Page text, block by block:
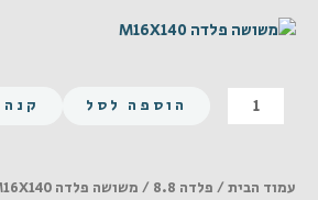
כמות
של
הוספה לסל
עמוד הבית/ פלדה 8.8 / משושה פלדה M16X140